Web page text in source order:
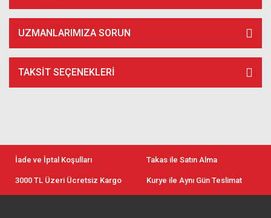
UZMANLARIMIZA SORUN
TAKSIT SEÇENEKLERI
İade ve İptal Koşulları Takas ile Satın Alma
3000 TL Üzeri Ücretsiz Kargo Kurye ile Aynı Gün Teslimat